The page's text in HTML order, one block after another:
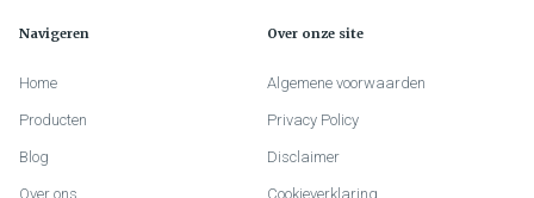
Navigeren
Home
Producten
Blog
Over ons
Over onze site
Algemene voorwaarden
Privacy Policy
Disclaimer
Cookieverklaring